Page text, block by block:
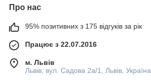
Про нас
95% позитивних з 175 відгуків за рік
Працює з 22.07.2016
м. Львів
Львів, вул. Садова 2а/1, Львів, Україна